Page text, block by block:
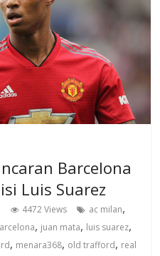
Barcelona
Luis Suarez
4472 Views ac milan,
, juan mata, luis suarez,
, menara368, old trafford, real